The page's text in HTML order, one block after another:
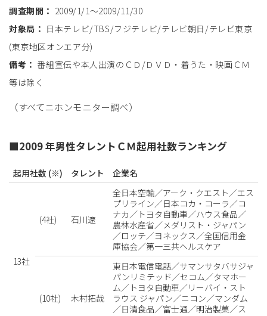
調査期間： 2009/1/1～2009/11/30
対象局： 日本テレビ/TBS/フジテレビ/テレビ朝日/テレビ東京
(東京地区オンエア分)
備考： 番組宣伝や本人出演のＣＤ/ＤＶＤ・着うた・映画ＣＭ
等は除く
（すべてニホンモニター調べ）
■2009 年男性タレントＣＭ起用社数ランキング
起用社数 (※) タレント 企業名
13社
(4社) 石川遼
全日本空輸／アーク・クエスト／エス
プリライン／日本コカ・コーラ／コ
ナカ／トヨタ自動車／ハウス食品／
農林水産省／メダリスト・ジャパン
／ロッテ／ヨネックス／全国信用金
庫協会／第一三共ヘルスケア
(10社) 木村拓哉
東日本電信電話／サマンサタバサジャ
パンリミテッド／セコム／タマホー
ム／トヨタ自動車／リーバイ・スト
ラウス ジャパン／ニコン／マンダム
／日清食品／富士通／明治製菓／ス